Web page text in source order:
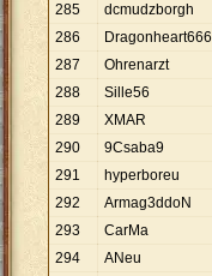
285
dcmudzborgh
286
Dragonheart666
287
Ohrenarzt
288
Sille56
289
XMAR
290
9Csaba9
291
hyperboreu
292
Armag3ddoN
293
CarMa
294
ANeu